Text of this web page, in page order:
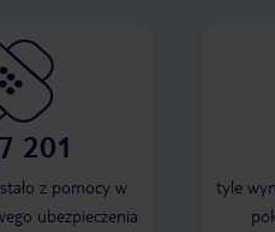
201
z pomocy w
ubezpieczenia
tyle